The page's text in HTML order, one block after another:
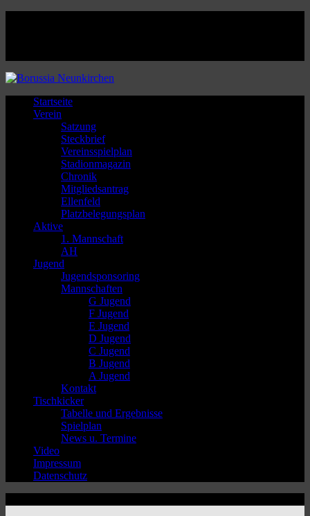
Startseite
Verein
Satzung
Steckbrief
Vereinsspielplan
Stadionmagazin
Chronik
Mitgliedsantrag
Ellenfeld
Platzbelegungsplan
Aktive
1. Mannschaft
AH
Jugend
Jugendsponsoring
Mannschaften
G Jugend
F Jugend
E Jugend
D Jugend
C Jugend
B Jugend
A Jugend
Kontakt
Tischkicker
Tabelle und Ergebnisse
Spielplan
News u. Termine
Video
Impressum
Datenschutz